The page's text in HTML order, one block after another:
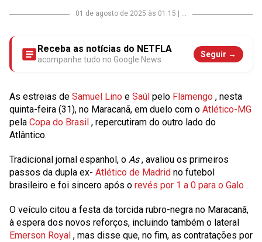
01 de agosto de 2025 às 01:15 ...
Receba as notícias do NETFLA
acompanhe tudo no Google News
Seguir →
As estreias de Samuel Lino e Saúl pelo Flamengo , nesta
quinta-feira (31), no Maracanã, em duelo com o Atlético-MG
pela Copa do Brasil , repercutiram do outro lado do
Atlântico.
Tradicional jornal espanhol, o As, avaliou os primeiros
passos da dupla ex- Atlético de Madrid no futebol
brasileiro e foi sincero após o revés por 1 a 0 para o Galo .
O veículo citou a festa da torcida rubro-negra no Maracanã,
à espera dos novos reforços, incluindo também o lateral
Emerson Royal , mas disse que, no fim, as contratações por